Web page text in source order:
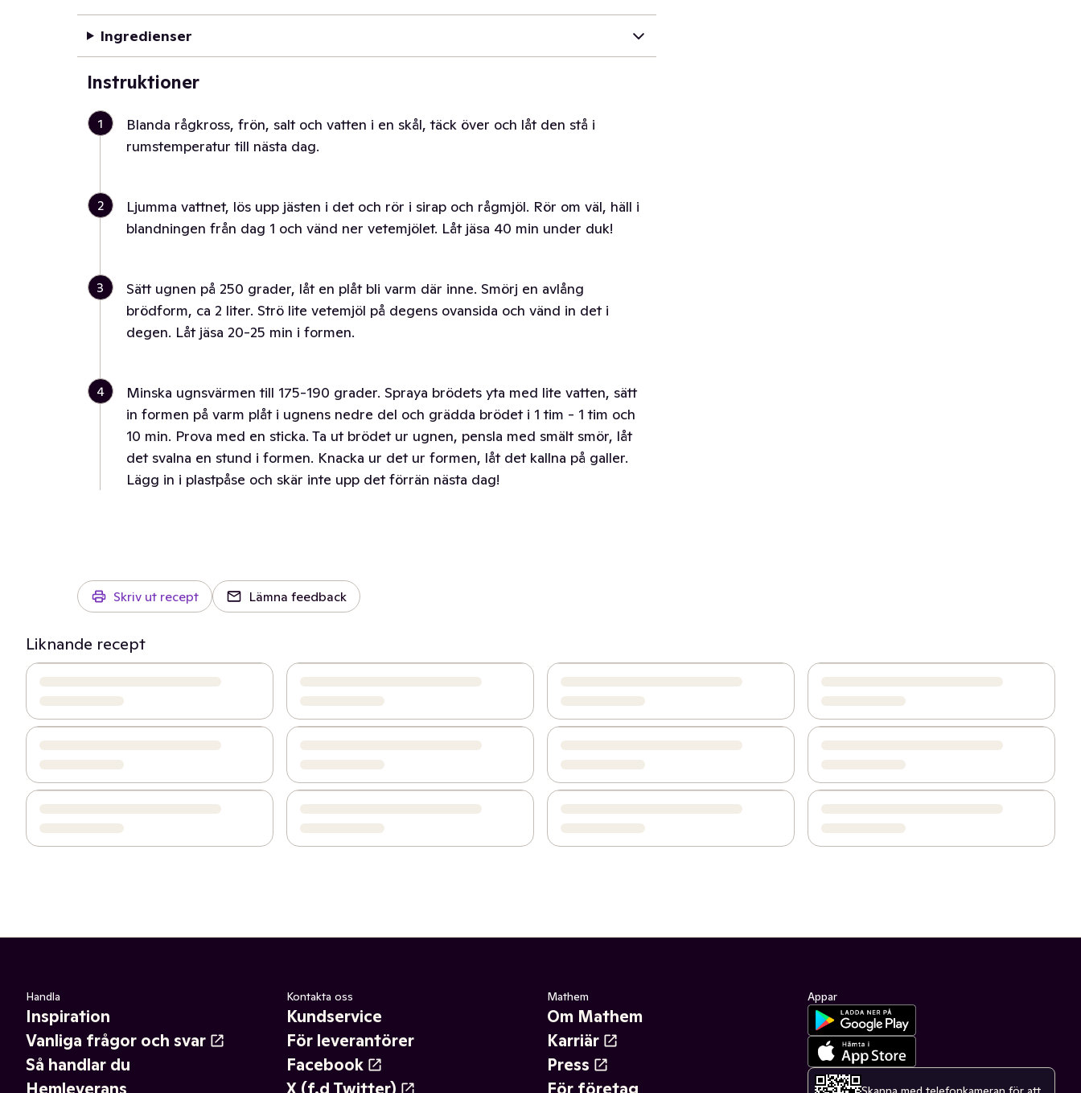
Ingredienser
Instruktioner
1
Blanda rågkross, frön, salt och vatten i en skål, täck över och låt den stå i
rumstemperatur till nästa dag.
2
Ljumma vattnet, lös upp jästen i det och rör i sirap och rågmjöl. Rör om väl, häll i
blandningen från dag 1 och vänd ner vetemjölet. Låt jäsa 40 min under duk!
3
Sätt ugnen på 250 grader, låt en plåt bli varm där inne. Smörj en avlång
brödform, ca 2 liter. Strö lite vetemjöl på degens ovansida och vänd in det i
degen. Låt jäsa 20-25 min i formen.
4
Minska ugnsvärmen till 175-190 grader. Spraya brödets yta med lite vatten, sätt
in formen på varm plåt i ugnens nedre del och grädda brödet i 1 tim - 1 tim och
10 min. Prova med en sticka. Ta ut brödet ur ugnen, pensla med smält smör, låt
det svalna en stund i formen. Knacka ur det ur formen, låt det kallna på galler.
Lägg in i plastpåse och skär inte upp det förrän nästa dag!
Skriv ut recept Lämna feedback
Liknande recept
Handla
Inspiration
Vanliga frågor och svar
Så handlar du
Kontakta oss
Kundservice
För leverantörer
Facebook
Mathem
Om Mathem
Karriär
Press
Appar